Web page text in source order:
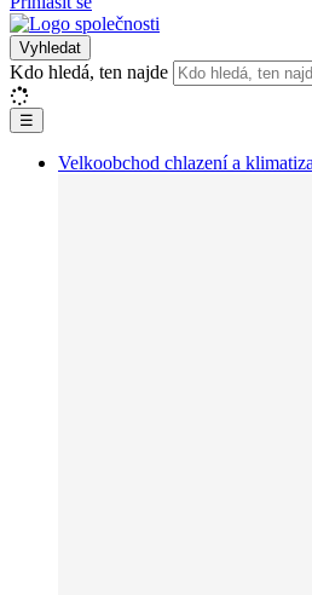
Vyhledat
Kdo hledá, ten najde
☰
Velkoobchod chlazení a